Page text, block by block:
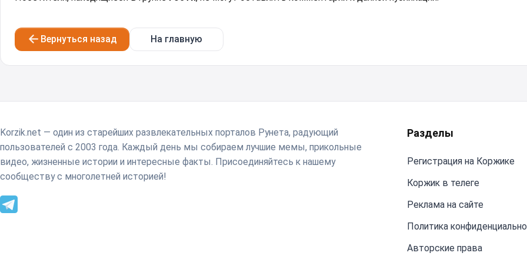
Вернуться назад На главную
Korzik.net — один из старейших развлекательных порталов Рунета, радующий
пользователей с 2003 года. Каждый день мы собираем лучшие мемы, прикольные
видео, жизненные истории и интересные факты. Присоединяйтесь к нашему
сообществу с многолетней историей!
Разделы
Регистрация на Коржике
Коржик в телеге
Реклама на сайте
Политика
Авторские права